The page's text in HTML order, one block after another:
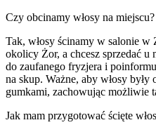
Czy obcinamy włosy na miejscu?
Tak, włosy ścinamy w salonie w
okolicy Żor, a chcesz sprzedać u
do zaufanego fryzjera i
na skup. Ważne, aby włosy
gumkami, zachowując możliwie
Jak mam przygotować ścięte